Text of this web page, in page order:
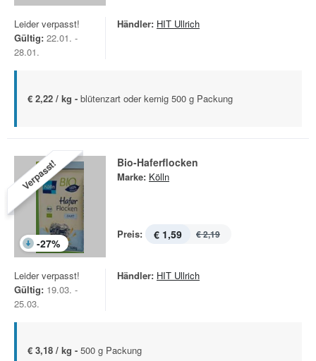
Leider verpasst!
Gültig: 22.01. -
28.01.
Händler: HIT Ullrich
€ 2,22 / kg - blütenzart oder kernig 500 g Packung
Verpasst!
-27%
Bio-Haferflocken
Marke: Kölln
Preis: € 1,59 € 2,19
Leider verpasst!
Gültig: 19.03. -
25.03.
Händler: HIT Ullrich
€ 3,18 / kg - 500 g Packung